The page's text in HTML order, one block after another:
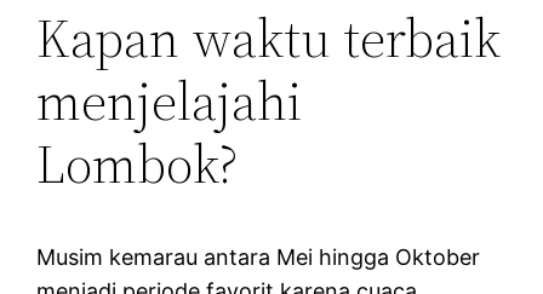
Kapan waktu terbaik
menjelajahi
Lombok?
Musim kemarau antara Mei hingga Oktober